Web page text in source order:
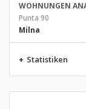
WOHNUNGEN
Punta 90
Milna
+ Statistiken